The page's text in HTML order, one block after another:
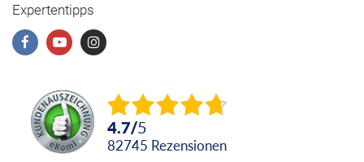
Expertentipps
4.7/5
82745 Rezensionen